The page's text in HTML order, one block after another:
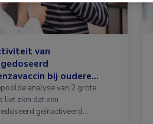
van
bij oudere
analyse van 2 grote
liet zien dat een
geïnactiveerd